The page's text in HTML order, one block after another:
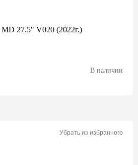
27.5" V020 (2022г.)
В наличии
Убрать из избранного